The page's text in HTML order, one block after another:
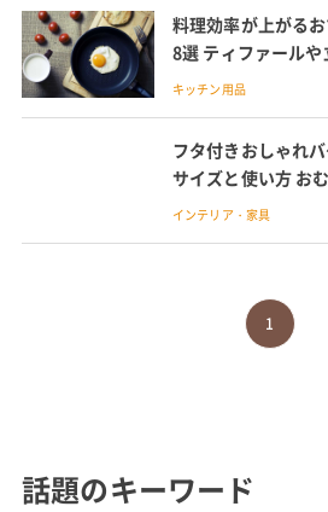
料理効率が上がる
8選 ティファール
キッチン用品
フタ付きおしゃれ
サイズと使い方 お
インテリア・家具
1
話題のキーワード